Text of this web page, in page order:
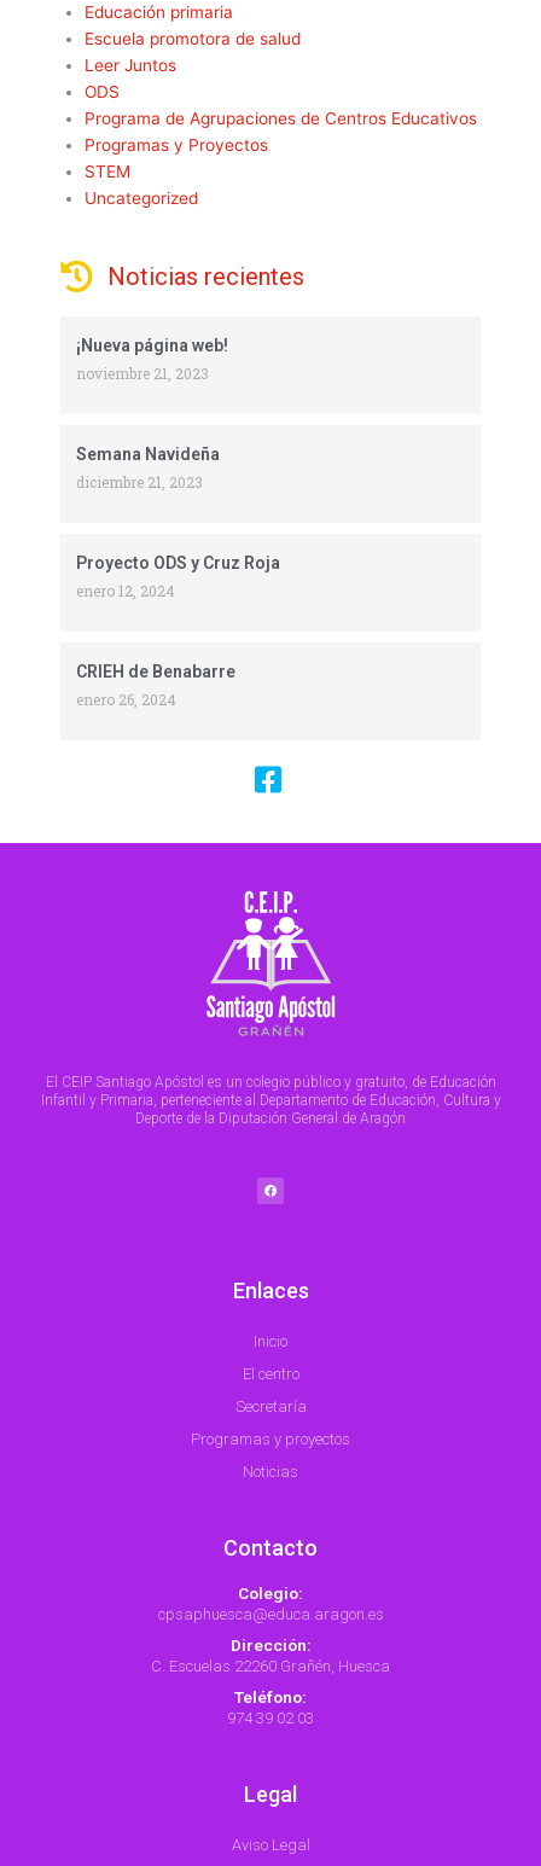
Educación primaria
Escuela promotora de salud
Leer Juntos
ODS
Programa de Agrupaciones de Centros Educativos
Programas y Proyectos
STEM
Uncategorized
Noticias recientes
¡Nueva página web!
noviembre 21, 2023
Semana Navideña
diciembre 21, 2023
Proyecto ODS y Cruz Roja
enero 12, 2024
CRIEH de Benabarre
enero 26, 2024
El CEIP Santiago Apóstol es un colegio público y gratuito, de Educación
Infantil y Primaria, perteneciente al Departamento de Educación, Cultura y
Deporte de la Diputación General de Aragón
F
a
c
Enlaces
Inicio
El centro
Secretaría
Programas y proyectos
Noticias
Contacto
Colegio:
cpsaphuesca@educa.aragon.es
Dirección:
C. Escuelas 22260 Grañén, Huesca
Teléfono:
974 39 02 03
Legal
Aviso Legal